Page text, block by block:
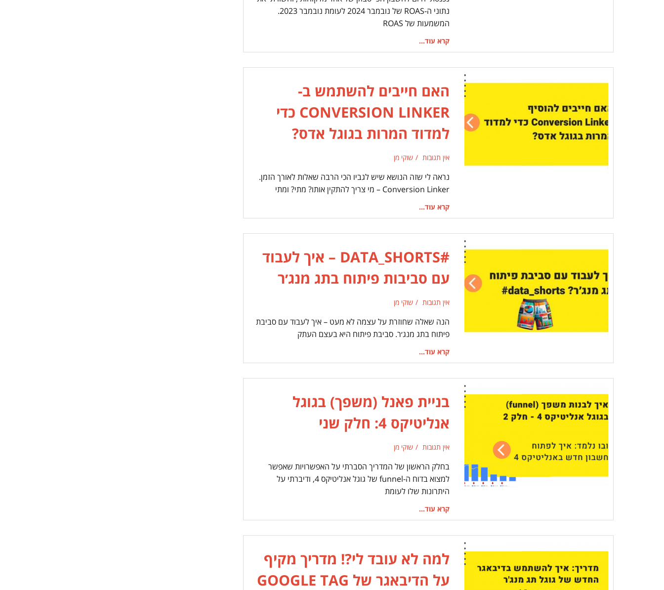
נתוני ה-ROAS של נובמבר 2024 לעומת נובמבר 2023.
המשמעות של ROAS
קרא עוד...
האם חייבים להשתמש ב-
CONVERSION LINKER כדי
למדוד המרות בגוגל אדס?
אין תגובות שוקי מן
נראה לי שזה הנושא שיש לגביו הכי הרבה שאלות לאורך הזמן.
Conversion Linker – מי צריך להתקין אותו? מתי? ומתי
קרא עוד...
#DATA_SHORTS – איך לעבוד
עם סביבות פיתוח בתג מנג׳ר
אין תגובות שוקי מן
הנה שאלה שחוזרת על עצמה לא מעט – איך לעבוד עם סביבת
פיתוח בתג מנג׳ר. סביבת פיתוח היא בעצם העתק
קרא עוד...
בניית פאנל (משפך) בגוגל
אנליטיקס 4: חלק שני
אין תגובות שוקי מן
בחלק הראשון של המדריך הסברתי על האפשרויות שאפשר
למצוא בדוח ה-funnel של גוגל אנליטיקס 4, ודיברתי על
היתרונות שלו לעומת
קרא עוד...
למה לא עובד לי?! מדריך מקיף
על הדיבאגר של GOOGLE TAG